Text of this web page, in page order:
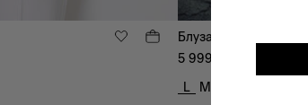
Блуза-42233
5 999
L
M